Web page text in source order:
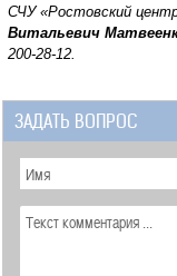
СЧУ «Ростовский
Витальевич
200-28-12.
ЗАДАТЬ ВОПРОС